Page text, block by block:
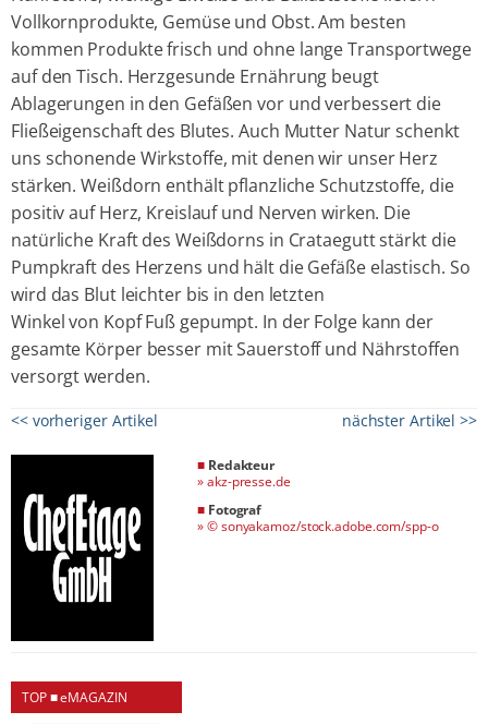
Vollkornprodukte, Gemüse und Obst. Am besten
kommen Produkte frisch und ohne lange Transportwege
auf den Tisch. Herzgesunde Ernährung beugt
Ablagerungen in den Gefäßen vor und verbessert die
Fließeigenschaft des Blutes. Auch Mutter Natur schenkt
uns schonende Wirkstoffe, mit denen wir unser Herz
stärken. Weißdorn enthält pflanzliche Schutzstoffe, die
positiv auf Herz, Kreislauf und Nerven wirken. Die
natürliche Kraft des Weißdorns in Crataegutt stärkt die
Pumpkraft des Herzens und hält die Gefäße elastisch. So
wird das Blut leichter bis in den letzten
Winkel von Kopf Fuß gepumpt. In der Folge kann der
gesamte Körper besser mit Sauerstoff und Nährstoffen
versorgt werden.
<< vorheriger Artikel nächster Artikel >>
■ Redakteur
»akz-presse.de
■ Fotograf
»© sonyakamoz/stock.adobe.com/spp-o
TOP ■ eMAGAZIN